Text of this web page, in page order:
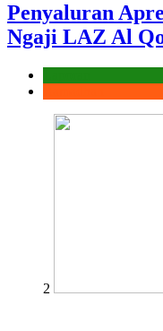
Penyaluran
Ngaji LAZ Al
2